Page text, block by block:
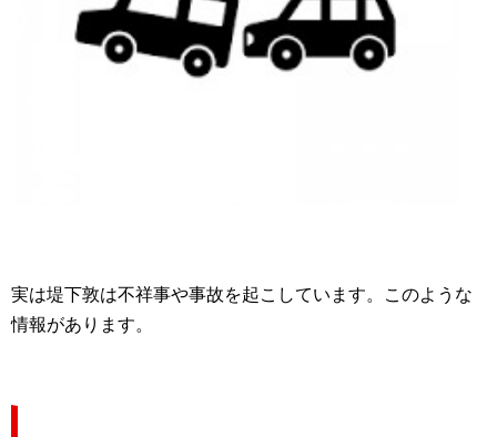
実は堤下敦は不祥事や事故を起こしています。このような
情報があります。